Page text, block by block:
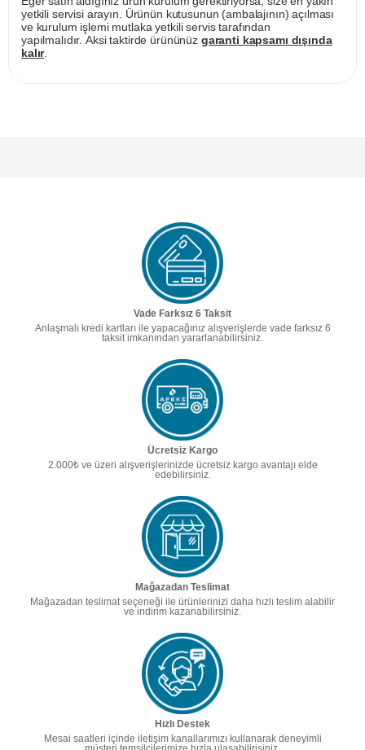
yetkili servisi arayın. Ürünün kutusunun (ambalajının) açılması
ve kurulum işlemi mutlaka yetkili servis tarafından
yapılmalıdır. Aksi taktirde ürününüz garanti kapsamı dışında
kalır.
Vade Farksız 6 Taksit
Anlaşmalı kredi kartları ile yapacağınız alışverişlerde vade farksız 6
taksit imkanından yararlanabilirsiniz.
Ücretsiz Kargo
2.000₺ ve üzeri alışverişlerinizde ücretsiz kargo avantajı elde
edebilirsiniz.
Mağazadan Teslimat
Mağazadan teslimat seçeneği ile ürünlerinizi daha hızlı teslim alabilir
ve indirim kazanabilirsiniz.
Hızlı Destek
Mesai saatleri içinde iletişim kanallarımızı kullanarak deneyimli